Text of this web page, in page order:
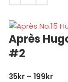
Après
#2
35kr – 199kr